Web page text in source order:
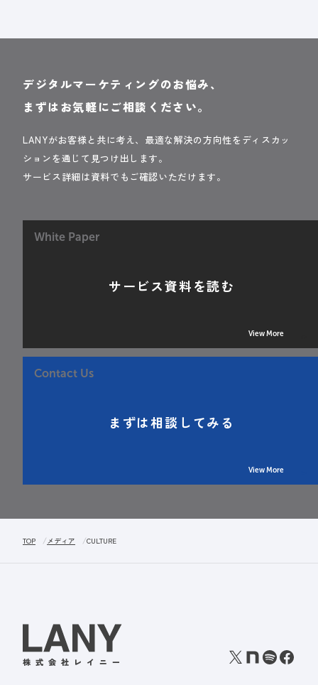
デジタルマーケティングのお悩み、
まずはお気軽にご相談ください。
LANYがお客様と共に考え、最適な解決の方向性をディスカッ
ションを通じて見つけ出します。
サービス詳細は資料でもご確認いただけます。
White Paper
サービス資料を読む
View More
Contact Us
まずは相談してみる
View More
TOP メディア CULTURE